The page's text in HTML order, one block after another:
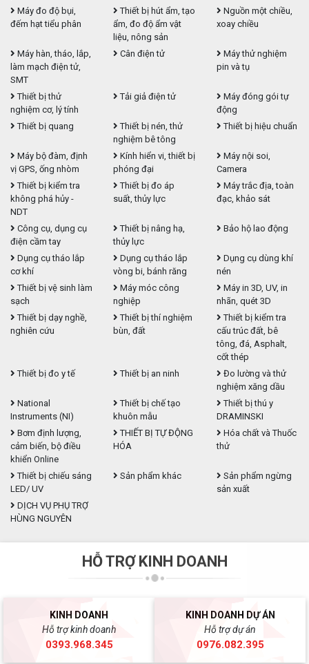
Máy đo độ bụi,
đếm hạt tiểu phân
Thiết bị hút ẩm, tạo
ẩm, đo độ ẩm vật
liệu, nông sản
Nguồn một chiều,
xoay chiều
Máy hàn, tháo, lắp,
làm mạch điện tử,
SMT
Cân điện tử
Máy thử nghiệm
pin và tụ
Thiết bị thử
nghiệm cơ, lý tính
Tải giả điện tử
Máy đóng gói tự
động
Thiết bị quang
Thiết bị nén, thử
nghiệm bê tông
Thiết bị hiệu chuẩn
Máy bộ đàm, định
vị GPS, ống nhòm
Kính hiển vi, thiết bị
phóng đại
Máy nội soi,
Camera
Thiết bị kiểm tra
không phá hủy -
NDT
Thiết bị đo áp
suất, thủy lực
Máy trắc địa, toàn
đạc, khảo sát
Công cụ, dụng cụ
điện cầm tay
Thiết bị nâng hạ,
thủy lực
Bảo hộ lao động
Dụng cụ tháo lắp
cơ khí
Dụng cụ tháo lắp
vòng bi, bánh răng
Dụng cụ dùng khí
nén
Thiết bị vệ sinh làm
sạch
Máy móc công
nghiệp
Máy in 3D, UV, in
nhãn, quét 3D
Thiết bị dạy nghề,
nghiên cứu
Thiết bị thí nghiệm
bùn, đất
Thiết bị kiểm tra
cấu trúc đất, bê
tông, đá, Asphalt,
cốt thép
Thiết bị đo y tế
Thiết bị an ninh
Đo lường và thử
nghiệm xăng dầu
National
Instruments (NI)
Thiết bị chế tạo
khuôn mẫu
Thiết bị thú y
DRAMINSKI
Bơm định lượng,
cảm biến, bộ điều
khiển Online
THIẾT BỊ TỰ ĐỘNG
HÓA
Hóa chất và Thuốc
thử
Thiết bị chiếu sáng
LED/ UV
Sản phẩm khác
Sản phẩm ngừng
sản xuất
DỊCH VỤ PHỤ TRỢ
HÙNG NGUYÊN
HỖ TRỢ KINH DOANH
KINH DOANH
Hỗ trợ kinh doanh
0393.968.345
KINH DOANH DỰ ÁN
Hỗ trợ dự án
0976.082.395